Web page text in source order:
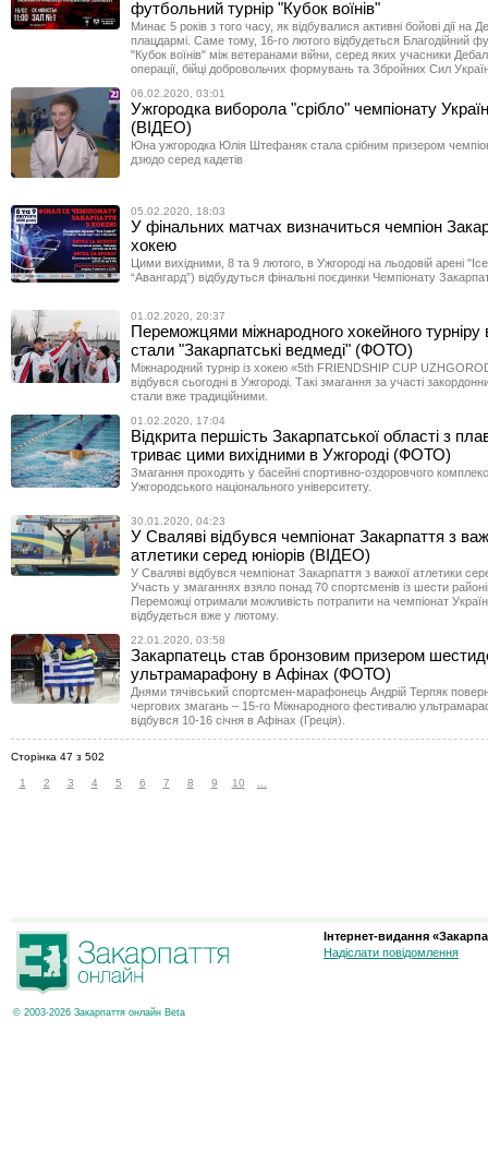
футбольний турнір "Кубок воїнів"
Минає 5 років з того часу, як відбувалися активні бойові дії на
плацдармі. Саме тому, 16-го лютого відбудеться Благодійний
"Кубок воїнів" між ветеранами війни, серед яких учасники
операції, бійці добровольчих формувань та Збройних Сил
06.02.2020, 03:01
Ужгородка виборола "срібло" чемпіонату
(ВІДЕО)
Юна ужгородка Юлія Штефаняк стала срібним призером
дзюдо серед кадетів
05.02.2020, 18:03
У фінальних матчах визначиться чемпіон
хокею
Цими вихідними, 8 та 9 лютого, в Ужгороді на льодовій арені
“Авангард”) відбудуться фінальні поєдинки Чемпіонату
01.02.2020, 20:37
Переможцями міжнародного хокейного турніру
стали "Закарпатські ведмеді" (ФОТО)
Міжнародний турнір із хокею «5th FRIENDSHIP CUP
відбувся сьогодні в Ужгороді. Такі змагання за участі
стали вже традиційними.
01.02.2020, 17:04
Відкрита першість Закарпатської області з
триває цими вихідними в Ужгороді (ФОТО)
Змагання проходять у басейні спортивно-оздоровчого
Ужгородського національного університету.
30.01.2020, 04:23
У Сваляві відбувся чемпіонат Закарпаття з
атлетики серед юніорів (ВІДЕО)
У Сваляві відбувся чемпіонат Закарпаття з важкої атлетики
Участь у змаганнях взяло понад 70 спортсменів із шести
Переможці отримали можливість потрапити на чемпіонат
відбудеться вже у лютому.
22.01.2020, 03:58
Закарпатець став бронзовим призером
ультрамарафону в Афінах (ФОТО)
Днями тячівський спортсмен-марафонець Андрій Терпяк
чергових змагань – 15-го Міжнародного фестивалю
відбувся 10-16 січня в Афінах (Греція).
Сторінка 47 з 502
1 2 3 4 5 6 7 8 9 10
© 2003-2026 Закарпаття онлайн Beta
Інтернет-видання
Надіслати повідомлення